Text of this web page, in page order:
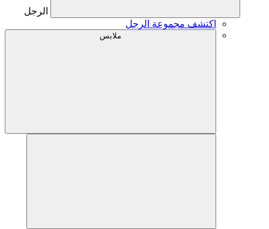
الرجل
اكتشف مجموعة الرجل
ملابس